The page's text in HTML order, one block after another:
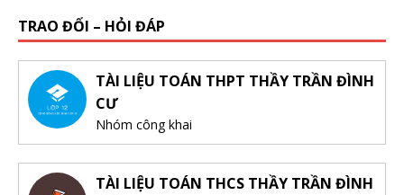
TRAO ĐỔI – HỎI ĐÁP
TÀI LIỆU TOÁN THPT THẦY TRẦN ĐÌNH
CƯ
Nhóm công khai
TÀI LIỆU TOÁN THCS THẦY TRẦN ĐÌNH